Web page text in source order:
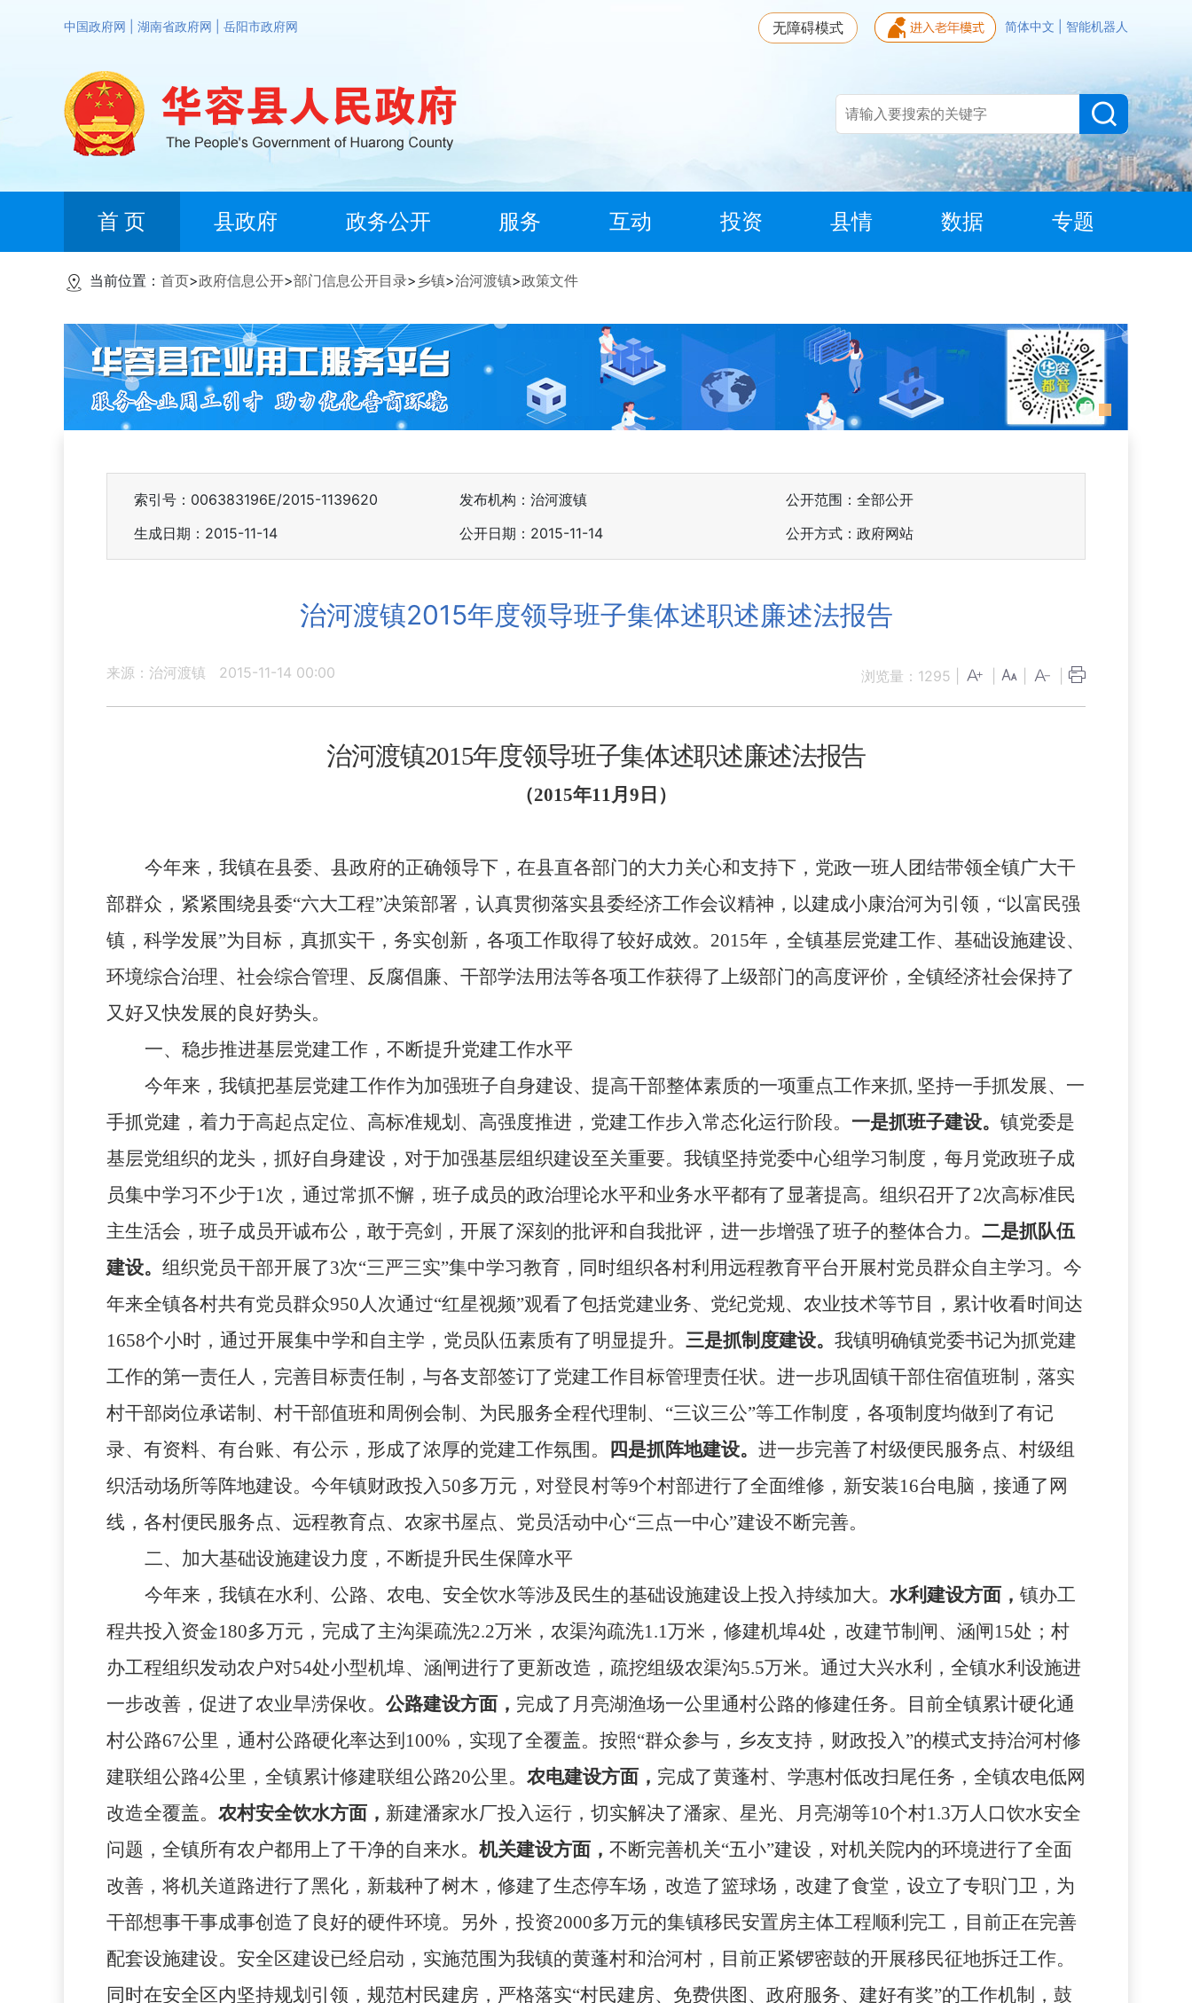
中国政府网 湖南省政府网 岳阳市政府网 简体中文 智能机器人
无障碍模式
首 页 县政府 政务公开 服务 互动 投资 县情 数据 专题
当前位置： 首页>政府信息公开>部门信息公开目录> 乡镇>治河渡镇>政策文件
索引号：006383196E/2015-1139620 发布机构：治河渡镇
公开范围：全部公开
生成日期：2015-11-14
公开日期：2015-11-14 公开方式：政府网站
治河渡镇2015年度领导班子集体述职述廉述法报告
来源：治河渡镇 2015-11-14 00:00 浏览量： 1295
治河渡镇2015年度领导班子集体述职述廉述法报告
（2015年11月 9 日）
今年来，我镇在县委、县政府的正确领导下，在县直各部门的大力关心和支持下，党政一班人团结带领全镇广大干
部群众，紧紧围绕县委“六大工程”决策部署，认真贯彻落实县委经济工作会议精神，以建成小康治河为引领，“以富民强
镇，科学发展”为目标，真抓实干，务实创新，各项工作取得了较好成效。 2015年，全镇基层党建工作、基础设施建设、
环境综合治理、社会综合管理、反腐倡廉、干部学法用法等各项工作获得了上级部门的高度评价，全镇经济社会保持了
又好又快发展的良好势头。
一、稳步推进基层党建工作，不断提升党建工作水平
今年来，我镇把基层党建工作作为加强班子自身建设、提高干部整体素质的一项重点工作来抓, 坚持一手抓发展、一
手抓党建，着力于高起点定位、高标准规划、高强度推进，党建工作步入常态化运行阶段。 一是抓班子建设。 镇党委是
基层党组织的龙头，抓好自身建设，对于加强基层组织建设至关重要。我镇坚持党委中心组学习制度，每月党政班子成
员集中学习不少于1次，通过常抓不懈，班子成员的政治理论水平和业务水平都有了显著提高。组织召开了2次高标准民
主生活会，班子成员开诚布公，敢于亮剑，开展了深刻的批评和自我批评，进一步增强了班子的整体合力。 二是抓队伍
建设。 组织党员干部开展了3次“三严三实”集中学习教育，同时组织各村利用远程教育平台开展村党员群众自主学习。今
年来全镇各村共有党员群众950人次通过“红星视频”观看了包括党建业务、党纪党规、农业技术等节目，累计收看时间达
1658个小时，通过开展集中学和自主学，党员队伍素质有了明显提升。 三是抓制度建设。 我镇明确镇党委书记为抓党建
工作的第一责任人，完善目标责任制，与各支部签订了党建工作目标管理责任状。进一步巩固镇干部住宿值班制，落实
村干部岗位承诺制、村干部值班和周例会制、为民服务全程代理制、“三议三公”等工作制度，各项制度均做到了有记
录、有资料、有台账、有公示，形成了浓厚的党建工作氛围。
四是抓阵地建设。 进一步完善了村级便民服务点、村级组
织活动场所等阵地建设。今年镇财政投入50多万元，对登艮村等9个村部进行了全面维修，新安装16台电脑，接通了网
线，各村便民服务点、远程教育点、农家书屋点、党员活动中心“三点一中心”建设不断完善。
二、加大基础设施建设力度，不断提升民生保障水平
今年来，我镇在水利、公路、农电、安全饮水等涉及民生的基础设施建设上投入持续加大。 水利建设方面， 镇办工
程共投入资金180多万元，完成了主沟渠疏洗2.2万米，农渠沟疏洗1.1万米，修建机埠4处，改建节制闸、涵闸15处；村
办工程组织发动农户对54处小型机埠、涵闸进行了更新改造，疏挖组级农渠沟5.5万米。通过大兴水利，全镇水利设施进
一步改善，促进了农业旱涝保收。 公路建设方面， 完成了月亮湖渔场一公里通村公路的修建任务。目前全镇累计硬化通
村公路67公里，通村公路硬化率达到 100% ，实现了全覆盖。按照“群众参与，乡友支持，财政投入”的模式支持治河村修
建联组公路4公里，全镇累计修建联组公路20公里。 农电建设方面， 完成了黄蓬村、学惠村低改扫尾任务，全镇农电低网
改造全覆盖。 农村安全饮水方面， 新建潘家水厂投入运行，切实解决了潘家、星光、月亮湖等10个村1.3万人口饮水安全
问题，全镇所有农户都用上了干净的自来水。 机关建设方面， 不断完善机关“五小”建设，对机关院内的环境进行了全面
改善，将机关道路进行了黑化，新栽种了树木，修建了生态停车场，改造了篮球场，改建了食堂，设立了专职门卫，为
干部想事干事成事创造了良好的硬件环境。另外，投资2000多万元的集镇移民安置房主体工程顺利完工，目前正在完善
配套设施建设。安全区建设已经启动，实施范围为我镇的黄蓬村和治河村，目前正紧锣密鼓的开展移民征地拆迁工作。
同时在安全区内坚持规划引领，规范村民建房，严格落实“村民建房、免费供图、政府服务、建好有奖”的工作机制，鼓